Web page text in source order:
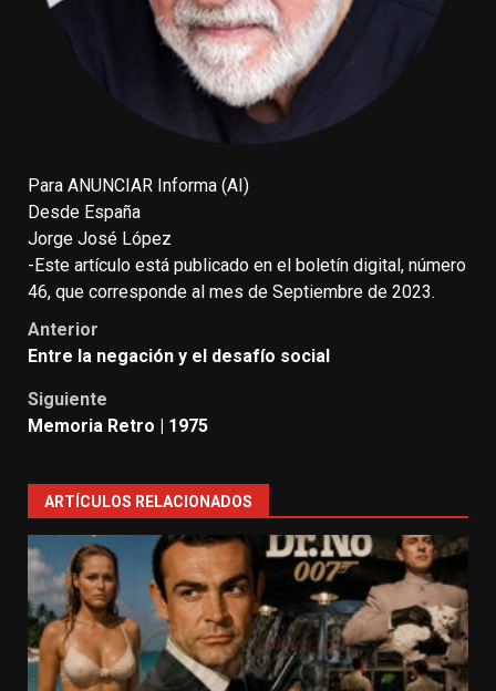
Para ANUNCIAR Informa (AI)
Desde España
Jorge José López
-Este artículo está publicado en el boletín digital, número
46, que corresponde al mes de Septiembre de 2023.
Anterior
Entre la negación y el desafío social
Siguiente
Memoria Retro | 1975
ARTÍCULOS RELACIONADOS